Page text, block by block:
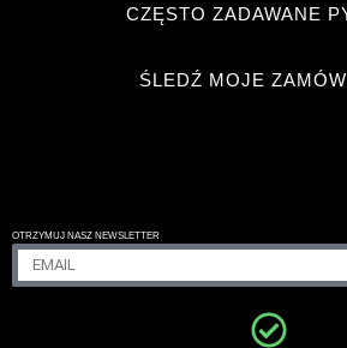
CZĘSTO ZADAWANE
ŚLEDŹ MOJE
OTRZYMUJ NASZ NEWSLETTER